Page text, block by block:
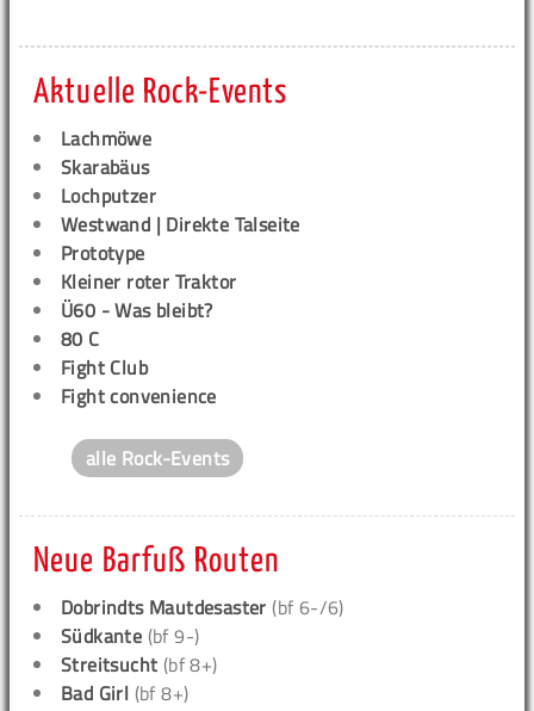
Aktuelle Rock-Events
Lachmöwe
Skarabäus
Lochputzer
Westwand | Direkte Talseite
Prototype
Kleiner roter Traktor
Ü60 - Was bleibt?
80 C
Fight Club
Fight convenience
alle Rock-Events
Neue Barfuß Routen
Dobrindts Mautdesaster (bf 6-/6)
Südkante (bf 9-)
Streitsucht (bf 8+)
Bad Girl (bf 8+)